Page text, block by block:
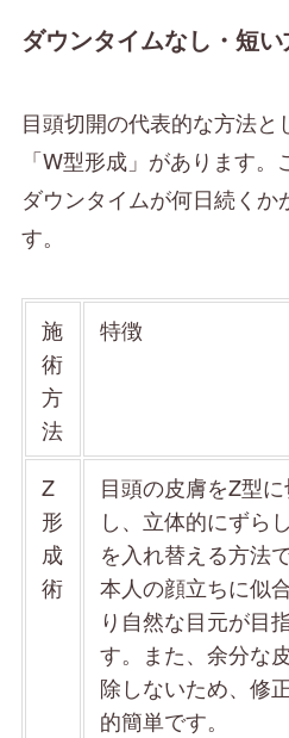
ダウンタイムなし・短
目頭切開の代表的な方法と
「W型形成」があります。
ダウンタイムが何日続くか
す。
施
術
方
法
特徴
Z
形
成
術
目頭の皮膚をZ型
し、立体的にずら
を入れ替える方法
本人の顔立ちに似
り自然な目元が目
す。また、余分な
除しないため、修
的簡単です。